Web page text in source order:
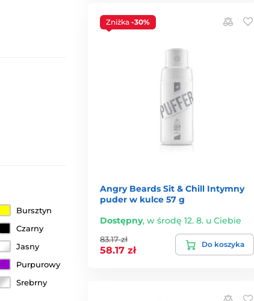
Bursztyn
Czarny
Jasny
Purpurowy
Srebrny
Zniżka -30%
Angry Beards Sit & Chill Intymny
puder w kulce 57 g
Dostępny, w środę 12. 8. u Ciebie
83.17 zł
58.17 zł
Do koszyka